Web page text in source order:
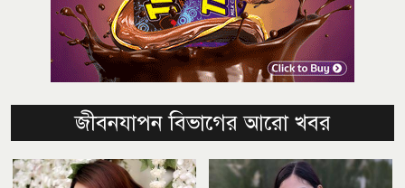
জীবনযাপন বিভাগের আরো খবর